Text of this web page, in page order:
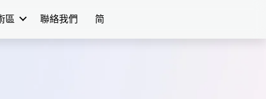
區 聯絡我們 简